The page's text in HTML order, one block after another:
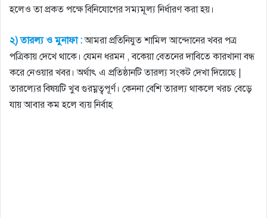
হলেও তা প্রকত পক্ষে বিনিযােগের সম্যমূল্য নির্ধারণ করা হয়।
২) তারল্য ও মুনাফা :আমরা প্রতিনিযুত শামিল আন্দোনের খবর পত্র
পত্রিকায় দেখে থাকে। যেমন ধরমন , বকেয়া বেতনের দাবিতে কারখানা বন্ধ
করে নেওয়ার খবর। অর্থাৎ এ প্রতিষ্ঠানটি তারল্য সংকট দেখা দিয়েছে |
তারল্যের বিষয়টি খুব গুরম্নত্বপূর্ণ। কেননা বেশি তারল্য থাকলে খরচ বেড়ে
যায় আবার কম হলে ব্যয় নির্বাহ